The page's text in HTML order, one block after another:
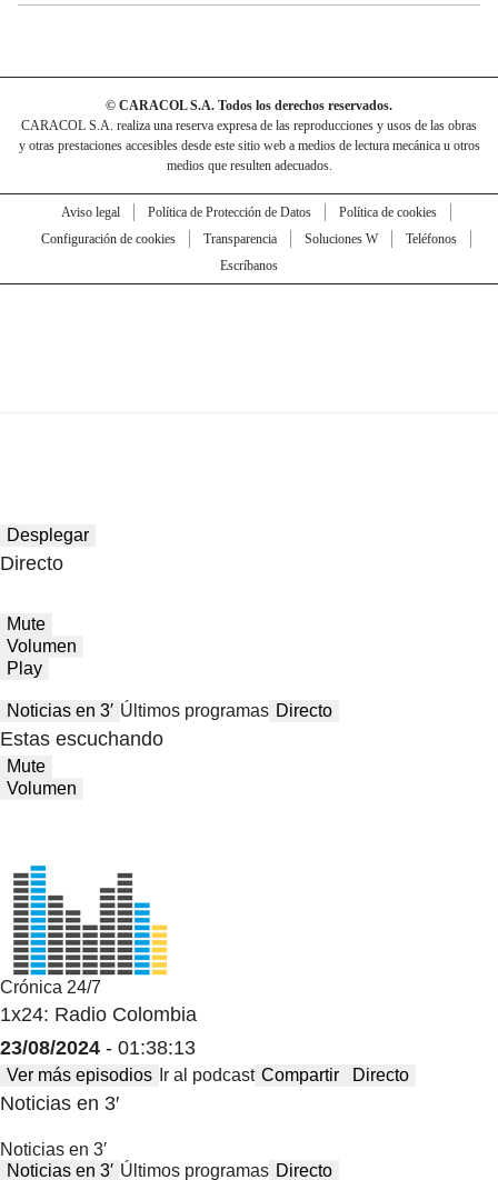
© CARACOL S.A. Todos los derechos reservados.
CARACOL S.A. realiza una reserva expresa de las reproducciones y usos de las obras
y otras prestaciones accesibles desde este sitio web a medios de lectura mecánica u otros
medios que resulten adecuados.
Aviso legal Política de Protección de Datos
Política de cookies
Configuración de cookies
Transparencia Soluciones W
Teléfonos
Escríbanos
Desplegar
Directo
Mute
Volumen
Play
Noticias en 3′ Últimos programas Directo
Estas escuchando
Mute
Volumen
Crónica 24/7
1x24: Radio Colombia
23/08/2024 - 01:38:13
Ver más episodios Ir al podcast Compartir Directo
Noticias en 3′
Noticias en 3′
Noticias en 3′ Últimos programas Directo